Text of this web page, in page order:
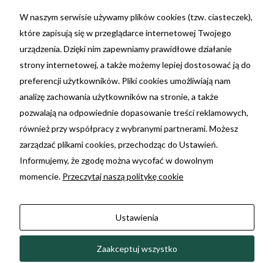
NIP: 7692055698
REGON: 381396675
nr konta: 29 1020 3150 0000 3202 0110 4199 -
PKO BP
Ta strona korzysta z plików cookie. Używając tej
strony wyrażasz zgodę na używanie plików
cookie, zgodnie z aktualnymi ustawieniami
Twojej przeglądarki. Możesz dowiedzieć się
więcej w jakim celu są używane oraz o zmianie
Zmień ustawienia Cookies
2026 © Skalska | Projekt i wykonanie:
W naszym serwisie używamy plików cookies (tzw. ciasteczek),
które zapisują się w przeglądarce internetowej Twojego
urządzenia. Dzięki nim zapewniamy prawidłowe działanie
strony internetowej, a także możemy lepiej dostosować ją do
preferencji użytkowników. Pliki cookies umożliwiają nam
analizę zachowania użytkowników na stronie, a także
pozwalają na odpowiednie dopasowanie treści reklamowych,
również przy współpracy z wybranymi partnerami. Możesz
zarządzać plikami cookies, przechodząc do Ustawień.
Informujemy, że zgodę można wycofać w dowolnym
momencie. Przeczytaj naszą politykę cookie
Ustawienia
Zaakceptuj wszystko